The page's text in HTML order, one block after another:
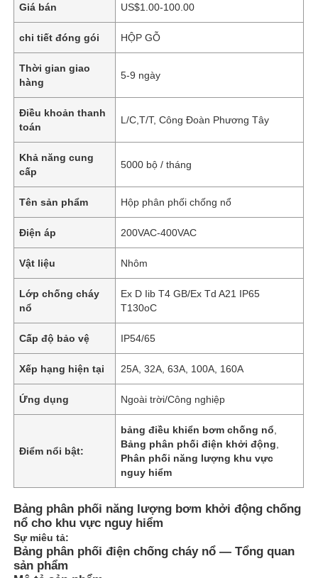
Giá bán US$1.00-100.00
chi tiết đóng gói HỘP GỖ
Thời gian giao
hàng
5-9 ngày
Điều khoản thanh
toán
L/C,T/T, Công Đoàn Phương Tây
Khả năng cung
cấp
5000 bộ / tháng
Tên sản phẩm Hộp phân phối chống nổ
Điện áp 200VAC-400VAC
Vật liệu Nhôm
Lớp chống cháy
nổ
Ex D Iib T4 GB/Ex Td A21 IP65
T130oC
Cấp độ bảo vệ IP54/65
Xếp hạng hiện tại 25A, 32A, 63A, 100A, 160A
Ứng dụng Ngoài trời/Công nghiệp
Điểm nổi bật:
bảng điều khiển bơm chống nổ
Bảng phân phối điện khởi động
Phân phối năng lượng khu vực
nguy hiểm
Bảng phân phối năng lượng bơm khởi động chống
nổ cho khu vực nguy hiểm
Sự miêu tả:
Bảng phân phối điện chống cháy nổ — Tổng quan
sản phẩm